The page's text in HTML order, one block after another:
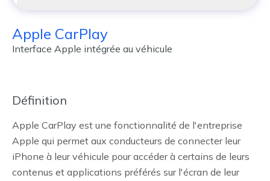
Apple CarPlay
Interface Apple intégrée au véhicule
Définition
Apple CarPlay est une fonctionnalité de l'entreprise
Apple qui permet aux conducteurs de connecter leur
iPhone à leur véhicule pour accéder à certains de leurs
contenus et applications préférés sur l'écran de leur